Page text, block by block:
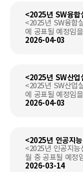
<2025년 SW융합
<2025년 SW융합
에 공표될 예정임
2026-04-03
<2025년 SW산업
<2025년 SW산업
에 공표될 예정임
2026-04-03
<2025년 인공지
<2025년 인공지
월 중 공표될 예정
* 통계 결과 검토로
2026-03-14